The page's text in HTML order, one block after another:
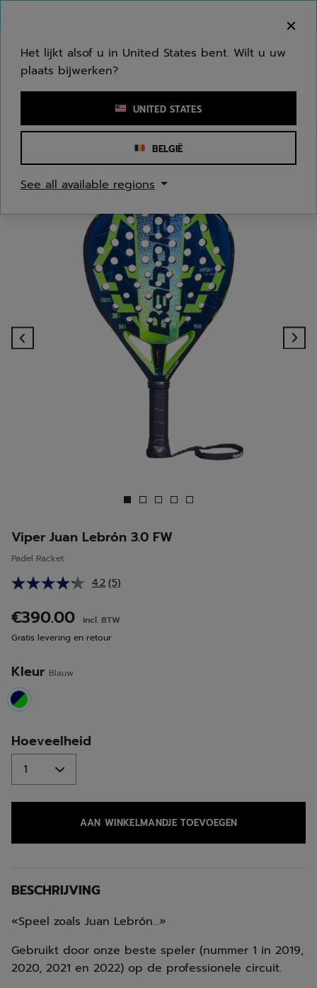
Een zoekwoord of een artikelnummer invoeren
Viper Juan Lebrón 3.0 FW
Padel Racket
4.2 Lees
Dezelfde
paginalink.
(5)
€390.00
incl. BTW
Gratis levering en retour
Kleur Blauw
selected
Hoeveelheid
AAN WINKELMANDJE TOEVOEGEN
BESCHRIJVING
«Speel zoals Juan Lebrón...»
Gebruikt door onze beste speler (nummer 1 in 2019,
2020, 2021 en 2022) op de professionele circuit.
Het lijkt alsof u in United States bent. Wilt u uw
plaats bijwerken?
UNITED STATES
BELGIË
See all available regions